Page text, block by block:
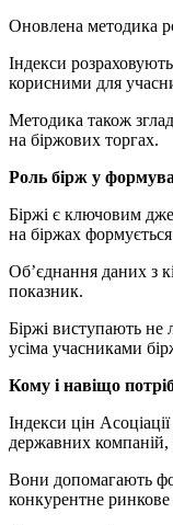
Оновлена методика
Індекси
корисними для
Методика також
на біржових торгах.
Роль бірж у
Біржі є ключовим
на біржах
Об’єднання даних з
показник.
Біржі виступають не
усіма учасниками
Кому і навіщо
Індекси цін
державних компаній,
Вони допомагають
конкурентне